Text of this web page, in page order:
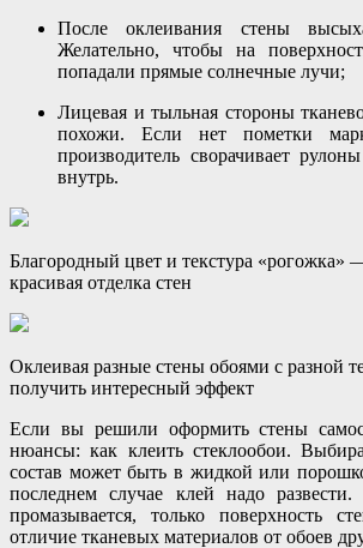
После оклеивания стены
Желательно, чтобы на
попадали прямые солнечные лучи;
Лицевая и тыльная стороны
похожи. Если нет пометки
производитель сворачивает
внутрь.
Благородный цвет и текстура «рогожка»
красивая отделка стен
Оклеивая разные стены обоями с разной
получить интересный эффект
Если вы решили оформить стены
нюансы: как клеить стеклообои.
состав может быть в жидкой или
последнем случае клей надо
промазывается, только поверхность
отличие тканевых материалов от обоев